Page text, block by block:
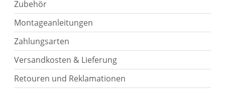
Zubehör
Montageanleitungen
Zahlungsarten
Versandkosten & Lieferung
Retouren und Reklamationen